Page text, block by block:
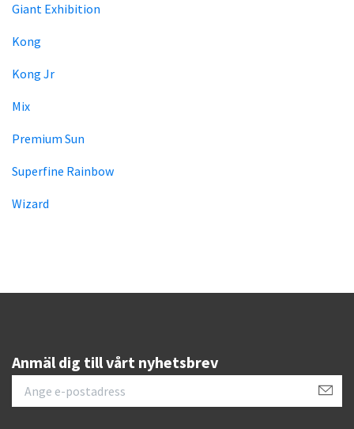
Giant Exhibition
Kong
Kong Jr
Mix
Premium Sun
Superfine Rainbow
Wizard
Anmäl dig till vårt nyhetsbrev